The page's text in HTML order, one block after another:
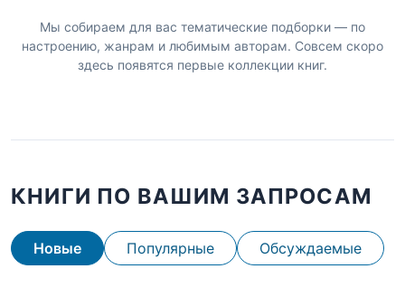
Мы собираем для вас тематические подборки — по
настроению, жанрам и любимым авторам. Совсем скоро
здесь появятся первые коллекции книг.
КНИГИ ПО ВАШИМ ЗАПРОСАМ
Новые Популярные Обсуждаемые